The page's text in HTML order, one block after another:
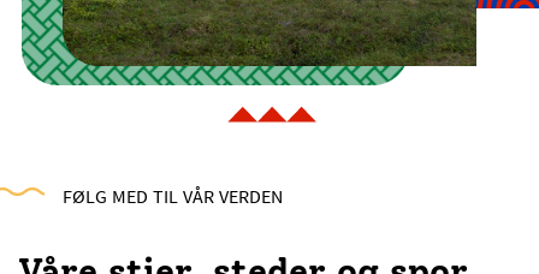
FØLG MED TIL VÅR VERDEN